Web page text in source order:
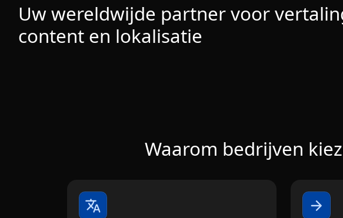
Uw wereldwijde partner voor
content en lokalisatie
Waarom bedrijven